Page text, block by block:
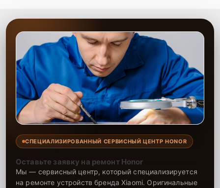
СПЕЦИАЛИЗИРОВАННЫЙ СЕРВИСНЫЙ ЦЕНТР HONOR
Оставьте заявку на ремонт Honor
Мы — сервисный центр, который специализируется
на ремонте устройств бренда Xiaomi. Оригинальные